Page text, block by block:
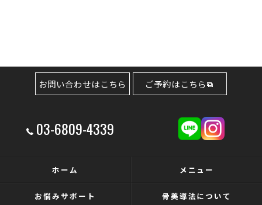
03-6809-4339
お問い合わせはこちら ご予約はこちら
ホーム メニュー
お悩みサポート 骨美導法について